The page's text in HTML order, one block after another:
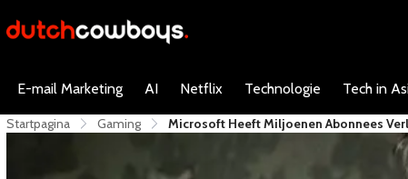
E-mail Marketing AI Netflix Technologie Tech in
Startpagina Gaming Microsoft Heeft Miljoenen Abonnees